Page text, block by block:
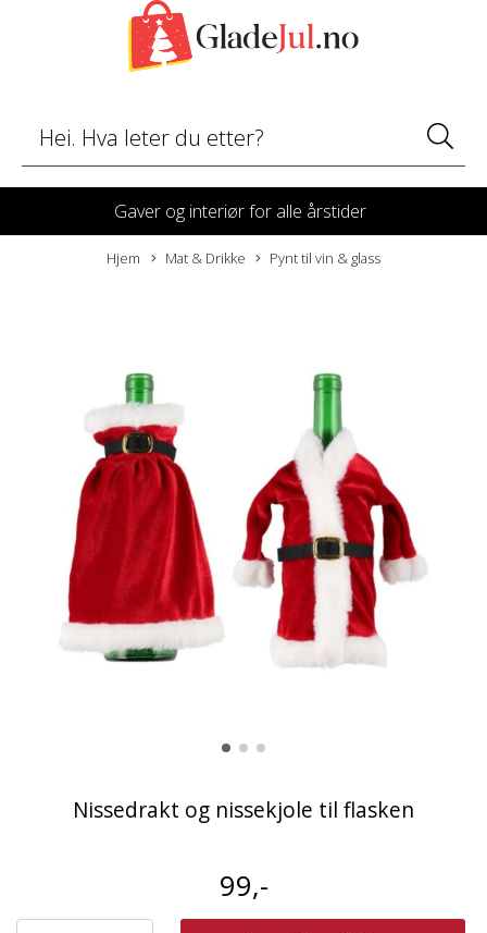
Gaver og interiør for alle årstider
Hjem Mat & Drikke Pynt til vin & glass
Nissedrakt og nissekjole til flasken
99,-